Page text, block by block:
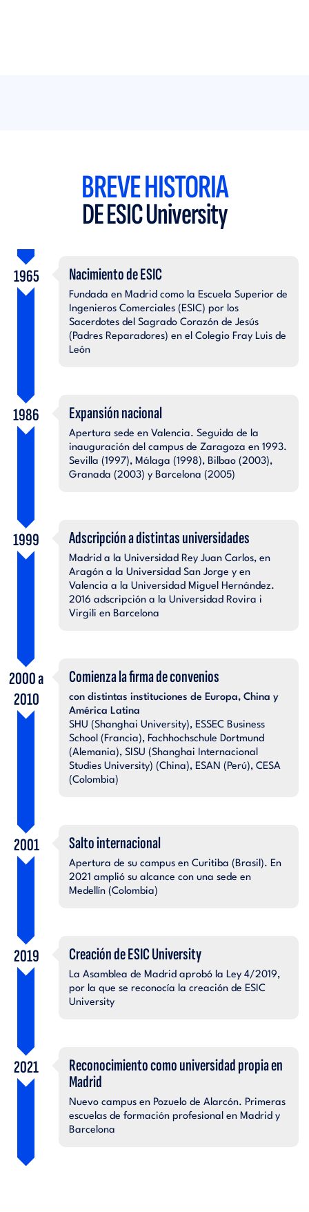
BREVE HISTORIA
DE ESIC University
1965 Nacimiento de ESIC
Fundada en Madrid como la Escuela Superior de
Ingenieros Comerciales (ESIC) por los
Sacerdotes del Sagrado Corazón de Jesús
(Padres Reparadores) en el Colegio Fray Luis de
León
Expansión nacional
Apertura sede en Valencia. Seguida de la
inauguración del campus de Zaragoza en 1993.
Sevilla (1997), Málaga (1998), Bilbao (2003),
Granada (2003) y Barcelona (2005)
1986
1999 Adscripción a distintas universidades
Madrid a la Universidad Rey Juan Carlos, en
Aragón a la Universidad San Jorge y en
Valencia a la Universidad Miguel Hernández.
2016 adscripción a la Universidad Rovira i
Virgili en Barcelona
2000 a
2010
Comienza la firma de convenios
con distintas instituciones de Europa, China y
América Latina
SHU (Shanghai University), ESSEC Business
School (Francia), Fachhochschule Dortmund
(Alemania), SISU (Shanghai Internacional
Studies University) (China), ESAN (Perú), CESA
(Colombia)
2001 Salto internacional
Apertura de su campus en Curitiba (Brasil). En
2021 amplió su alcance con una sede en
Medellín (Colombia)
Creación de ESIC University
La Asamblea de Madrid aprobó la Ley 4/2019,
por la que se reconocía la creación de ESIC
University
2019
Reconocimiento como universidad propia en
Madrid
Nuevo campus en Pozuelo de Alarcón. Primeras
escuelas de formación profesional en Madrid y
Barcelona
2021